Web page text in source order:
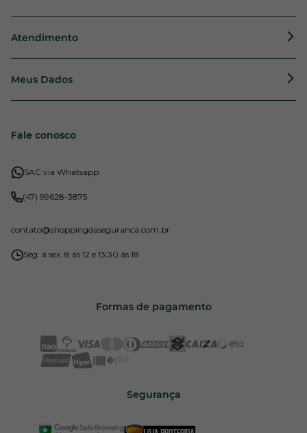
Atendimento
Meus Dados
Fale conosco
SAC via Whatsapp
(47) 99628-3875
contato@shoppingdaseguranca.com.br
Seg. a sex. 8 às 12 e 13:30 às 18
Formas de pagamento
Segurança